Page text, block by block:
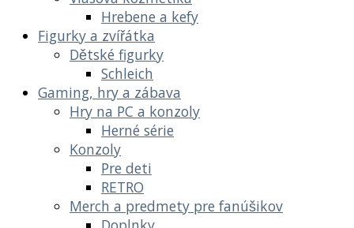
Hrebene a kefy
Figurky a zvířátka
Dětské figurky
Schleich
Gaming, hry a zábava
Hry na PC a konzoly
Herné série
Konzoly
Pre deti
RETRO
Merch a predmety pre fanúšikov